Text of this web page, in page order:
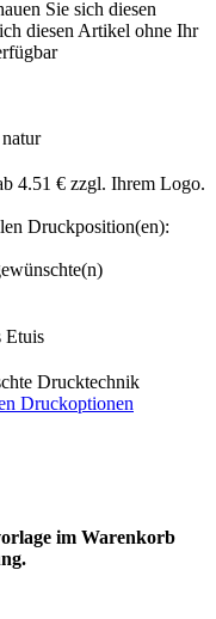
Sie sich diesen
diesen Artikel ohne Ihr
natur
Druckposition(en):
Etuis
Drucktechnik
Druckoptionen
im Warenkorb